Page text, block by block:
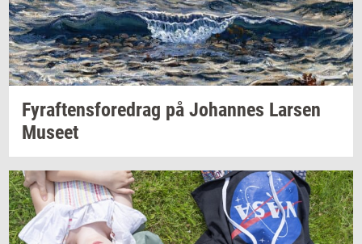
Fyraf­tens­fored­rag på Jo­han­nes Lar­sen
Mu­se­et